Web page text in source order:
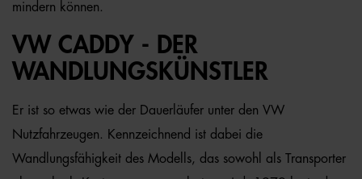
mindern können.
VW CADDY - DER
WANDLUNGSKÜNSTLER
Er ist so etwas wie der Dauerläufer unter den VW
Nutzfahrzeugen. Kennzeichnend ist dabei die
Wandlungsfähigkeit des Modells, das sowohl als Transporter